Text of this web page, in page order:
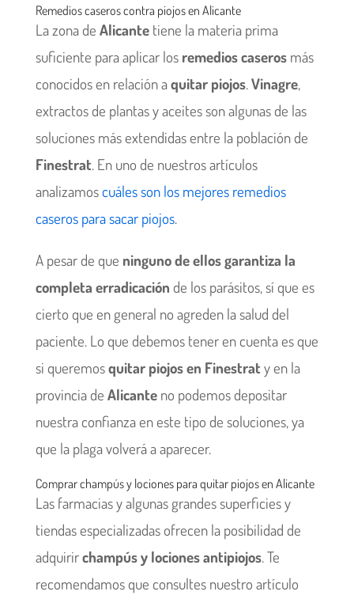
Remedios caseros contra piojos en Alicante
La zona de Alicante tiene la materia prima
suficiente para aplicar los remedios caseros más
conocidos en relación aquitar piojos.Vinagre,
extractos de plantas y aceites son algunas de las
soluciones más extendidas entre la población de
Finestrat. En uno de nuestros artículos
analizamoscuáles son los mejores remedios
caseros para sacar piojos.
A pesar de que ninguno de ellos garantiza la
completa erradicación de los parásitos, sí que es
cierto que en general no agreden la salud del
paciente. Lo que debemos tener en cuenta es que
si queremosquitar piojos en Finestrat y en la
provincia de Alicanteno podemos depositar
nuestra confianza en este tipo de soluciones, ya
que la plaga volverá a aparecer.
Comprar champús y lociones para quitar piojos en Alicante
Las farmacias y algunas grandes superficies y
tiendas especializadas ofrecen la posibilidad de
adquirirchampús y lociones antipiojos. Te
recomendamos que consultes nuestro artículo